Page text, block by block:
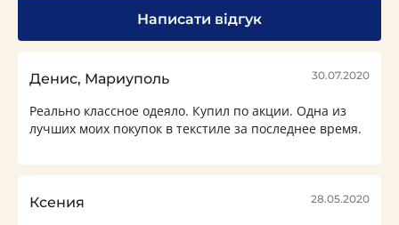
Написати відгук
Денис, Мариуполь 30.07.2020
Реально классное одеяло. Купил по акции. Одна из
лучших моих покупок в текстиле за последнее время.
Ксения 28.05.2020